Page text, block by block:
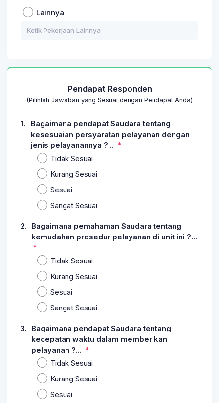
Lainnya
Pendapat Responden
(Pilihlah Jawaban yang Sesuai dengan Pendapat Anda)
1.
Bagaimana pendapat Saudara tentang
kesesuaian persyaratan pelayanan dengan
jenis pelayanannya ?...
Tidak Sesuai
Kurang Sesuai
Sesuai
Sangat Sesuai
2. Bagaimana pemahaman Saudara tentang
kemudahan prosedur pelayanan di unit ini ?...
Tidak Sesuai
Kurang Sesuai
Sesuai
Sangat Sesuai
3. Bagaimana pendapat Saudara tentang
kecepatan waktu dalam memberikan
pelayanan ?...
Tidak Sesuai
Kurang Sesuai
Sesuai